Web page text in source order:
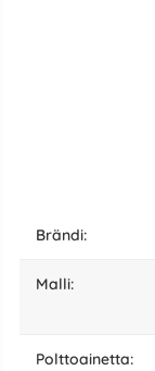
Brändi:
malli:
polttoainetta: